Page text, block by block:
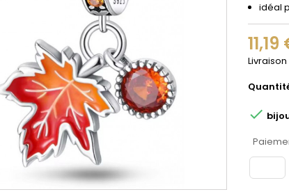
idéal
11,19
